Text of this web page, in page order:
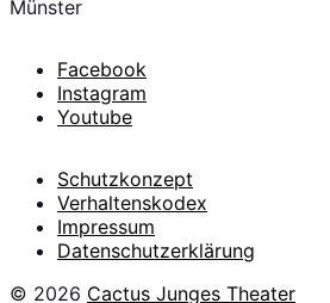
Münster
Facebook
Instagram
Youtube
Schutzkonzept
Verhaltenskodex
Impressum
Datenschutzerklärung
© 2026 Cactus Junges Theater